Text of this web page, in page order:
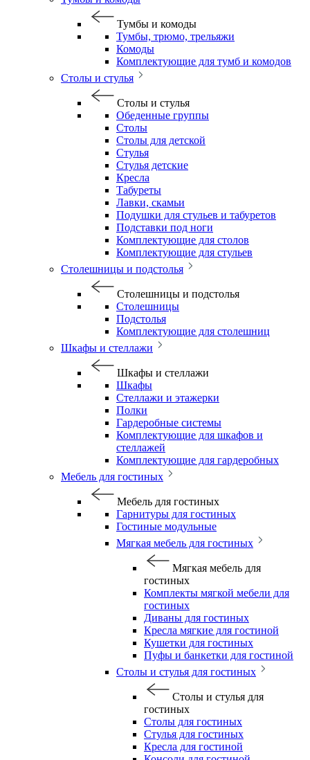
Тумбы и комоды
Тумбы, трюмо, трельяжи
Комоды
Комплектующие для тумб и комодов
Столы и стулья
Столы и стулья
Обеденные группы
Столы
Столы для детской
Стулья
Стулья детские
Кресла
Табуреты
Лавки, скамьи
Подушки для стульев и табуретов
Подставки под ноги
Комплектующие для столов
Комплектующие для стульев
Столешницы и подстолья
Столешницы и подстолья
Столешницы
Подстолья
Комплектующие для столешниц
Шкафы и стеллажи
Шкафы и стеллажи
Шкафы
Стеллажи и этажерки
Полки
Гардеробные системы
Комплектующие для шкафов и
стеллажей
Комплектующие для гардеробных
Мебель для гостиных
Мебель для гостиных
Гарнитуры для гостиных
Гостиные модульные
Мягкая мебель для гостиных
Мягкая мебель для
гостиных
Комплекты мягкой мебели для
гостиных
Диваны для гостиных
Кресла мягкие для гостиной
Кушетки для гостиных
Пуфы и банкетки для гостиной
Столы и стулья для гостиных
Столы и стулья для
гостиных
Столы для гостиных
Стулья для гостиных
Кресла для гостиной